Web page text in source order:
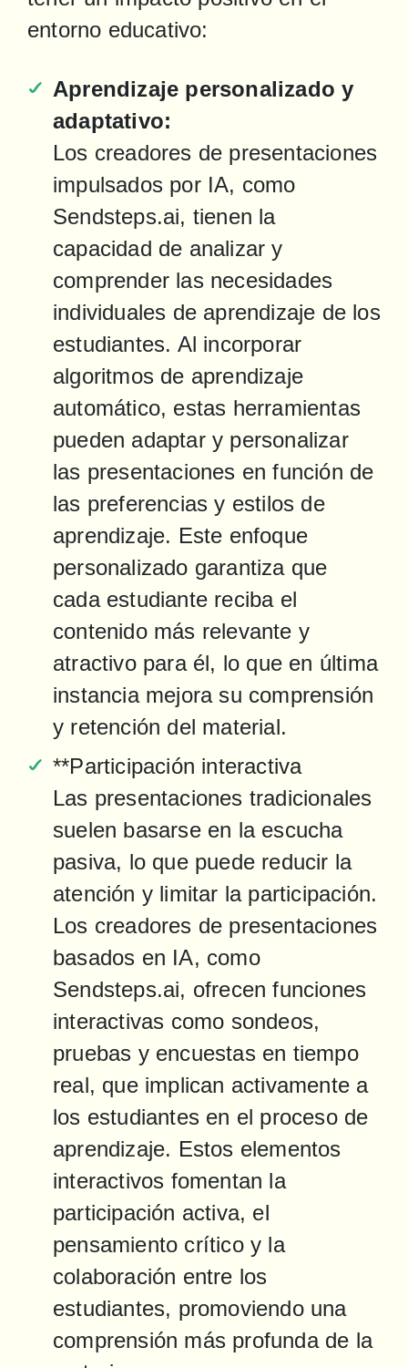
entorno educativo:
Aprendizaje personalizado y
adaptativo:
Los creadores de presentaciones
impulsados por IA, como
Sendsteps.ai, tienen la
capacidad de analizar y
comprender las necesidades
individuales de aprendizaje de los
estudiantes. Al incorporar
algoritmos de aprendizaje
automático, estas herramientas
pueden adaptar y personalizar
las presentaciones en función de
las preferencias y estilos de
aprendizaje. Este enfoque
personalizado garantiza que
cada estudiante reciba el
contenido más relevante y
atractivo para él, lo que en última
instancia mejora su comprensión
y retención del material.
**Participación interactiva
Las presentaciones tradicionales
suelen basarse en la escucha
pasiva, lo que puede reducir la
atención y limitar la participación.
Los creadores de presentaciones
basados en IA, como
Sendsteps.ai, ofrecen funciones
interactivas como sondeos,
pruebas y encuestas en tiempo
real, que implican activamente a
los estudiantes en el proceso de
aprendizaje. Estos elementos
interactivos fomentan la
participación activa, el
pensamiento crítico y la
colaboración entre los
estudiantes, promoviendo una
comprensión más profunda de la